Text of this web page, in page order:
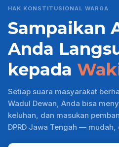
HAK KONSTITUSIONAL WARGA
Sampaikan
Anda
kepada
Setiap suara masyarakat
Wadul Dewan, Anda bisa
keluhan, dan masukan
DPRD Jawa Tengah —